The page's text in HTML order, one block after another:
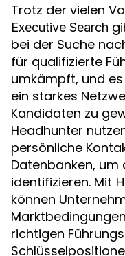
Trotz der vielen
Executive Search
bei der Suche
für qualifizierte
umkämpft, und
ein starkes
Kandidaten zu
Headhunter
persönliche
Datenbanken, um
identifizieren. Mit
können
richtigen